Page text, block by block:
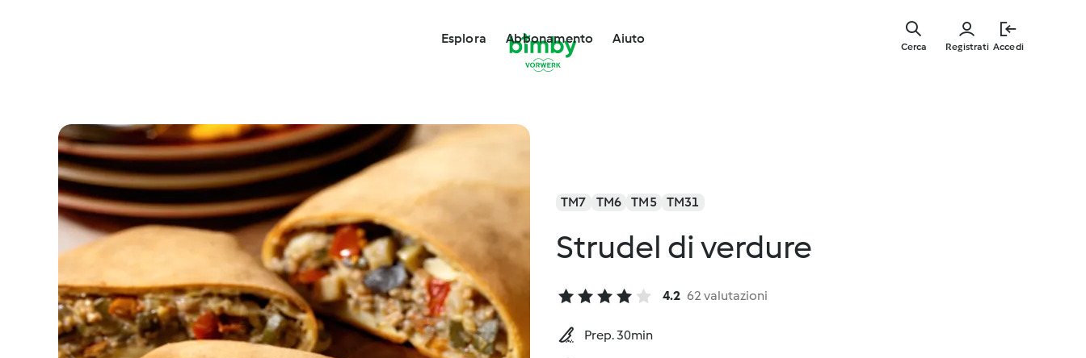
Esplora Abbonamento Aiuto
Registrati Accedi
Cerca
TM7 TM6 TM5 TM31
Strudel di verdure
4.2 62 valutazioni
Prep. 30min